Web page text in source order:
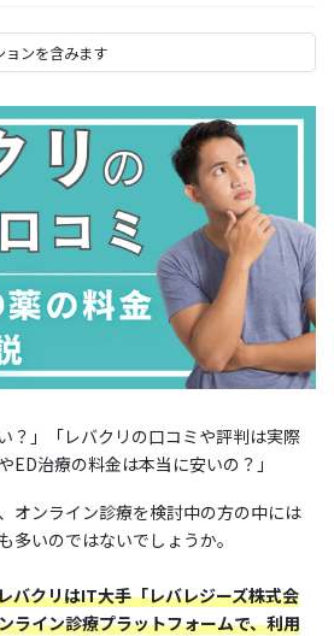
ンを含みます
？」「レバクリの口コミや評判は実際
ED治療の料金は本当に安いの？」
オンライン診療を検討中の方の中には
多いのではないでしょうか。
バクリはIT大手「レバレジーズ株式会
ライン診療プラットフォームで、利用